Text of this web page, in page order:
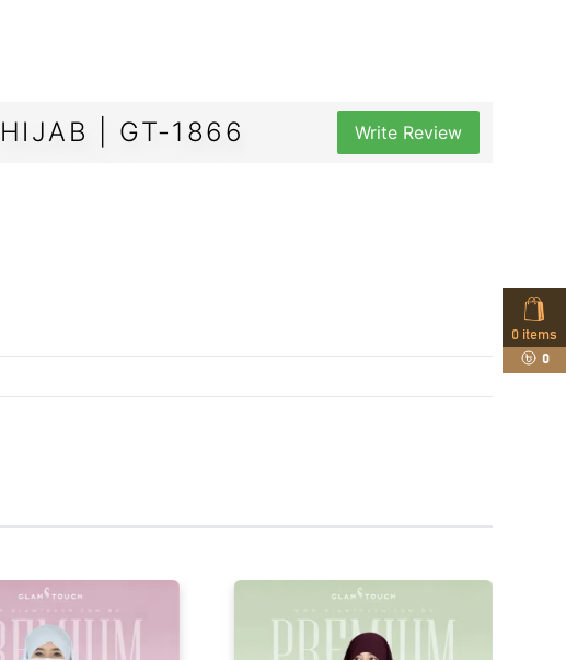
0 items
0
| GT-1866 Write Review